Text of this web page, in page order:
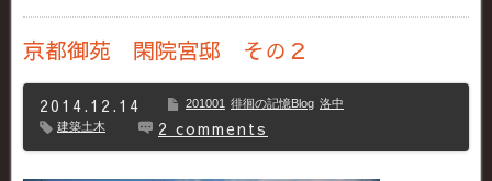
京都御苑 閑院宮邸 その２
2014.12.14 201001 徘徊の記憶Blog 洛中
建築土木
2 comments